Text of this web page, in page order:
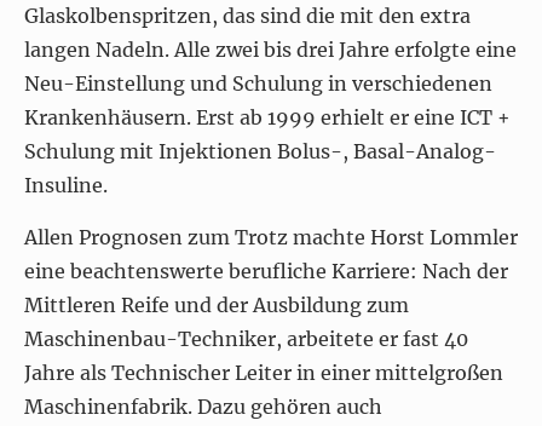
Glaskolbenspritzen, das sind die mit den extra
langen Nadeln. Alle zwei bis drei Jahre erfolgte eine
Neu-Einstellung und Schulung in verschiedenen
Krankenhäusern. Erst ab 1999 erhielt er eine ICT +
Schulung mit Injektionen Bolus-, Basal-Analog-
Insuline.
Allen Prognosen zum Trotz machte Horst Lommler
eine beachtenswerte berufliche Karriere: Nach der
Mittleren Reife und der Ausbildung zum
Maschinenbau-Techniker, arbeitete er fast 40
Jahre als Technischer Leiter in einer mittelgroßen
Maschinenfabrik. Dazu gehören auch